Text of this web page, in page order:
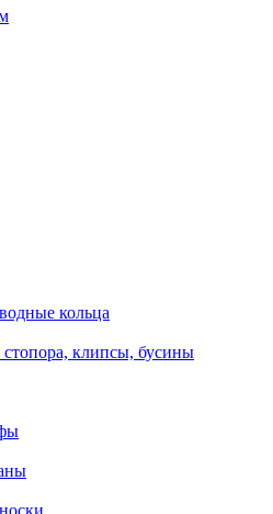
кольца
клипсы, бусины